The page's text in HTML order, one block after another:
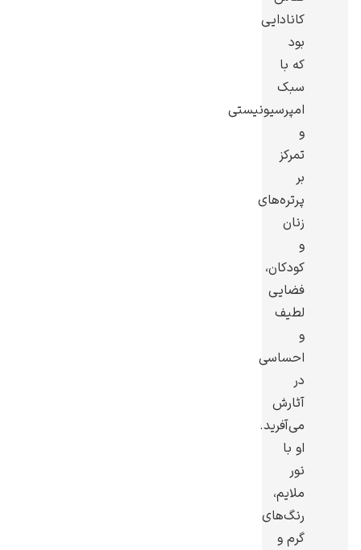
گوستاو کلیمت
کانادایی
بود
که با
سبک
امپرسیونیستی
و
تمرکز
بر
پرتره‌های
زنان
و
کودکان،
فضایى
لطیف
و
احساسی
در
آثارش
می‌آفرید.
او با
نور
ملایم،
رنگ‌های
گرم و